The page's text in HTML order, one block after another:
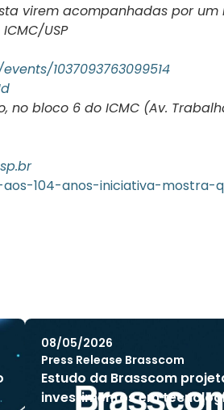
virem acompanhadas por um
USP
1037093763099514
no bloco 6 do ICMC (Av.
104-anos-iniciativa-
08/05/2026
Press Release Brasscom
Estudo da Brasscom
investimentos em